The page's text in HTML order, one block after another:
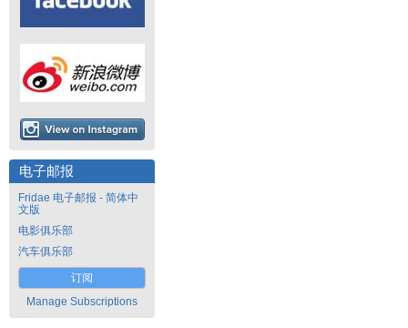
电子邮报
Fridae 电子邮报 - 简体中
文版
电影俱乐部
汽车俱乐部
订阅
Manage Subscriptions